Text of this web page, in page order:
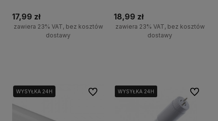
17,99 zł
zawiera 23% VAT, bez kosztów
dostawy
18,99 zł
zawiera 23% VAT, bez kosztów
dostawy
WYSYŁKA 24H Do ulubionychWYSYŁKA 24H
WYSYŁKA 24H
WYSYŁKA 24H Do